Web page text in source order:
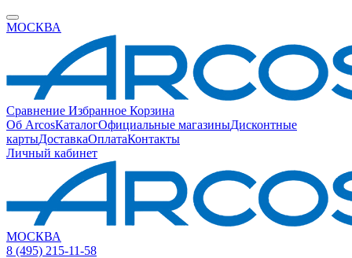
МОСКВА
Сравнение Избранное Корзина
Об ArcosКаталогОфициальные магазиныДисконтные
картыДоставкаОплатаКонтакты
Личный кабинет
МОСКВА
8 (495) 215-11-58